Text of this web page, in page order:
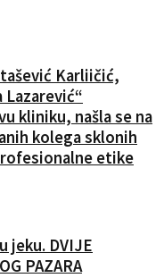
Karliičić,
Lazarević“
kliniku, našla se na
kolega sklonih
etike
jeku. DVIJE
PAZARA